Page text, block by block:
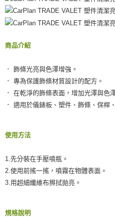
購買商品的店家。未經商家同意取消之
後付繳納相關費用。
※ 交易是否成功請以「AFTEE先享後
客戶支援中心」
１．透過由恩沛科技股份有限公司提
易，需依本服務之必要範圍內提供個
權轉讓予恩沛科技股份有限公司。
２．關於個人資料處理事宜，請瀏覽以
https://aftee.tw/terms/#terms3
任。
４．使用「AFTEE先享後付」時，將
請求用戶進行身份認證。
恩沛科技股份有限公司將有權停止該用
免運費
國際宅配-直送海外
商品介紹
． 飾條光亮與色澤增強。
． 專為保護飾條材質設計的配方。
． 在乾淨的飾條表面，增加光澤與色
． 適用於儀錶板、塑件、飾條、保桿
使用方法
1.先分裝在手壓噴瓶。
2.使用前搖一搖，噴霧在物體表面。
3.用超細纖維布擦拭拋亮。
規格說明